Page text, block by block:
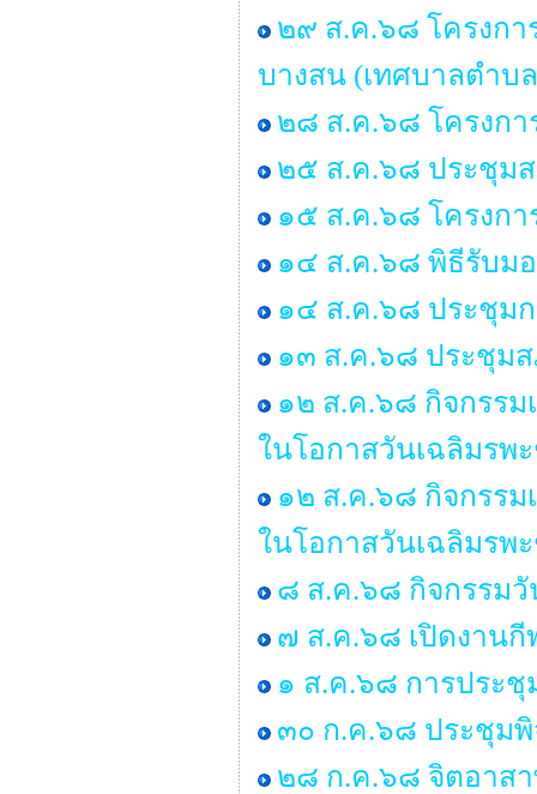
๒๙ ส.ค.๖๘ โครงกา
บางสน (เทศบาลตำบ
๒๘ ส.ค.๖๘ โครงก
๒๕ ส.ค.๖๘ ประชุม
๑๕ ส.ค.๖๘ โครงก
๑๔ ส.ค.๖๘ พิธีรับม
๑๔ ส.ค.๖๘ ประชุม
๑๓ ส.ค.๖๘ ประชุม
๑๒ ส.ค.๖๘ กิจกรรม
ในโอกาสวันเฉลิมรพ
๑๒ ส.ค.๖๘ กิจกรรม
ในโอกาสวันเฉลิมรพ
๘ ส.ค.๖๘ กิจกรรม
๗ ส.ค.๖๘ เปิดงานกี
๑ ส.ค.๖๘ การประ
๓๐ ก.ค.๖๘ ประชุม
๒๘ ก.ค.๖๘ จิตอาส